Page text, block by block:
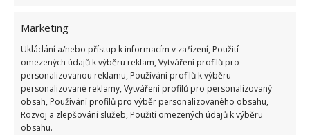
Marketing
Ukládání a/nebo přístup k informacím v zařízení, Použití
omezených údajů k výběru reklam, Vytváření profilů pro
personalizovanou reklamu, Používání profilů k výběru
personalizované reklamy, Vytváření profilů pro personalizovaný
obsah, Používání profilů pro výběr personalizovaného obsahu,
Rozvoj a zlepšování služeb, Použití omezených údajů k výběru
obsahu.